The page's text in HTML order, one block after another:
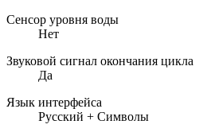
Сенсор уровня воды
Нет
Звуковой сигнал окончания цикла
Да
Язык интерфейса
Русский + Символы